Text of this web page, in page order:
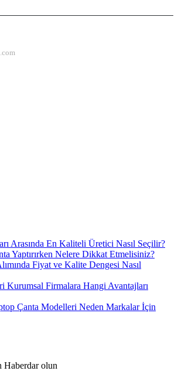
Arasında En Kaliteli Üretici Nasıl Seçilir?
Yaptırırken Nelere Dikkat Etmelisiniz?
Fiyat ve Kalite Dengesi Nasıl
Kurumsal Firmalara Hangi Avantajları
Çanta Modelleri Neden Markalar İçin
Haberdar olun